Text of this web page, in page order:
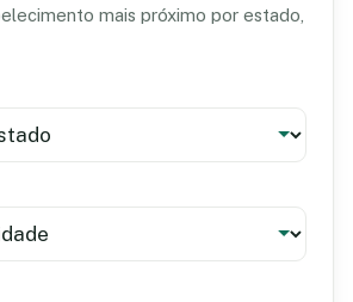
mais próximo por estado,